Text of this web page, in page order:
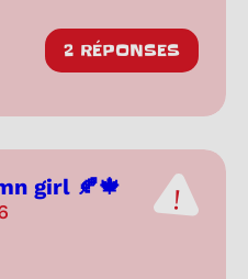
2 RÉPONSES
girl 🍂🍁